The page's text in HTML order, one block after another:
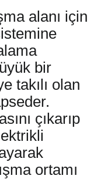
alanı için
bir
takılı olan
çıkarıp
ortamı